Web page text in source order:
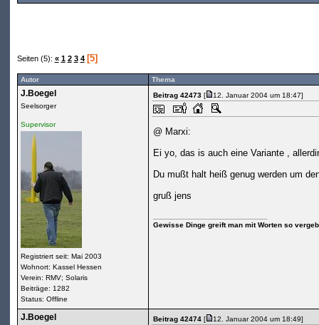
Seiten (5): « 1 2 3 4 [5]
Autor Thema
J.Boegel
Seelsorger
Supervisor
Registriert seit: Mai 2003
Wohnort: Kassel Hessen
Verein: RMV; Solaris
Beiträge: 1282
Status: Offline
Beitrag 42473[ 12. Januar 2004 um 18:47]
@ Marxi:
Ei yo, das is auch eine Variante ,
Du mußt halt heiß genug werden um
gruß jens
Gewisse Dinge greift man mit Worten so
J.Boegel Beitrag 42474[ 12. Januar 2004 um 18:49]